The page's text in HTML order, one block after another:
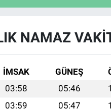
NAMAZ
İMSAK GÜNEŞ
03:58 05:46
03:59 05:47